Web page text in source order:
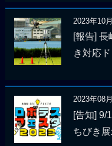
2023年10
[報告]
き対応
2023年08
[告知] 9/
ちびき